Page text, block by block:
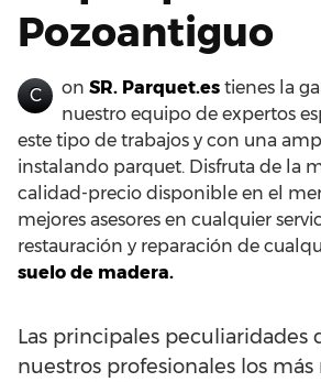
Pozoantiguo
C on SR. Parquet.es tienes la
nuestro equipo de expertos
este tipo de trabajos y con una
instalando parquet. Disfruta de la
calidad-precio disponible en el
mejores asesores en cualquier
restauración y reparación de
suelo de madera.
Las principales peculiaridades
nuestros profesionales los